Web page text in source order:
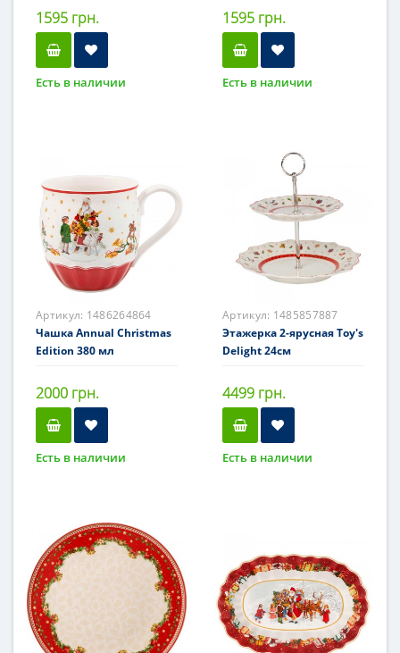
1595 грн.
Есть в наличии
1595 грн.
Есть в наличии
Артикул: 1486264864
Чашка Annual Christmas
Edition 380 мл
2000 грн.
Есть в наличии
Артикул: 1485857887
Этажерка 2-ярусная Toy's
Delight 24см
4499 грн.
Есть в наличии